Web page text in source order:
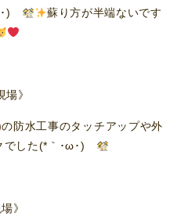
ゞ
蘇り方が半端ないです
》
防水工事のタッチアップや外
した(*｀･ω･)ゞ
》